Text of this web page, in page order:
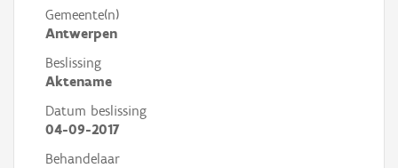
Gemeente(n)
Antwerpen
Beslissing
Aktename
Datum beslissing
04-09-2017
Behandelaar